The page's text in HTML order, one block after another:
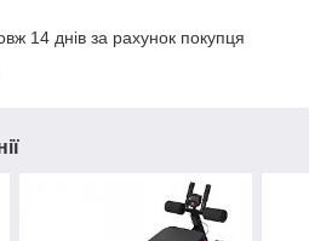
14 днів за рахунок покупця